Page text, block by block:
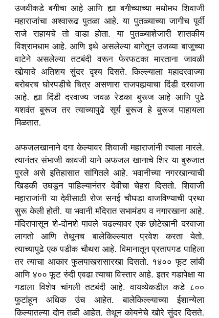
उजवीकडे बगीचा आहे आणि ह्या बगीच्याच्या मधोमध शिवाजी
महाराजांचा अश्वारूढ पुतळा आहे. या पुतळ्याच्या जागीच पूर्वी
राजे राहायचे तो वाडा होता. या पुतळ्याशेजारी शासकीय
विश्रामधाम आहे. आणि इथे असलेल्या बागेतून उजव्या बाजूच्या
वाटेने असलेल्या तटबंदी वरून फेरफटका मारताना जावळी
खोर्‍याचे अतिशय सुंदर दृश्य दिसते. किल्ल्याला महादरवाज्या
बरोबरच घोरपडीचे चित्र असणारा राजपहार्‍याचा दिंडी दरवाजा
आहे. ह्या दिंडी दरवाज्य जवळ रेडका बुरूज आहे आणि पुढे
यशवंत बुरूज तर त्याच्यापुढे सूर्य बुरूज हे बुरूज पाहायला
मिळतात.
अफजलखानाने दगा केल्यावर शिवाजी महाराजांनी त्याला मारले.
त्यानंतर संभाजी कावजी याने अफजल खानाचे शिर या बुरुजात
पुरले असे इतिहासात सांगितले आहे. भवानीच्या नगरखान्याची
खिडकी उघडून पाहिल्यानंतर देवीचा चेहरा दिसतो. शिवाजी
महाराजांनी या देवीसाठी रोज सनई चौघडा वाजविण्याची प्रथा
सुरू केली होती. या भवानी मंदिरात सभामंडप व नगारखाना आहे.
मंदिरापासून शे-दोनशे पावले चढल्यावर एक छोटेखानी दरवाजा
लागतो आणि तेथूनच बालेकिल्ल्यात प्रवेश करता येतो.
त्याच्यापुढे एक पडीक चौथरा आहे. विमानातून प्रतापगड पाहिला
तर त्याचा आकार फुलपाखरासारखा दिसतो. १४०० फूट लांबी
आणि ४०० फूट रुंदी एवढा त्याचा विस्तार आहे. इतर गडापेक्षा या
गडाला विशेष चांगली तटबंदी आहे. वायव्येकडील कडे ८००
फुटांहून अधिक उंच आहेत. बालेकिल्ल्याच्या ईशान्येला
किल्यातल्या दोन तळी आहेत. तेथून कोयनेचे खोरे सुंदर दिसते.